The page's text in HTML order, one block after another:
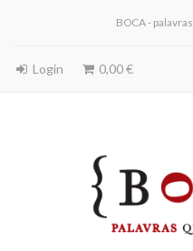
BOCA -
Login 0,00 €